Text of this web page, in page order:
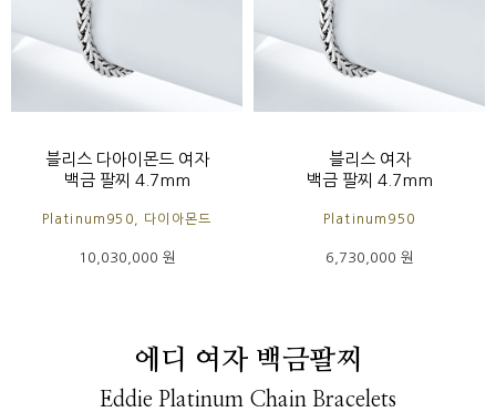
블리스 다아이몬드 여자
백금 팔찌 4.7mm
Platinum950, 다이아몬드
10,030,000 원
블리스 여자
백금 팔찌 4.7mm
Platinum950
6,730,000 원
에디 여자 백금팔찌
Eddie Platinum Chain Bracelets